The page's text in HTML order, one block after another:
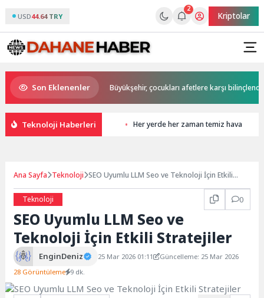
USD44.64 TRY
2
Kriptolar
Son EklenenlerBüyükşehir, çocukları afetlere karşı bilinçlendiriyor
Teknoloji Haberleri Her yerde her zaman temiz hava
Ana Sayfa Teknoloji SEO Uyumlu LLM Seo ve Teknoloji İçin Etkili
Teknoloji
0
SEO Uyumlu LLM Seo ve
Teknoloji İçin Etkili Stratejiler
EnginDeniz 25 Mar 2026 01:11
Güncelleme: 25 Mar 2026
28 Görüntüleme 9 dk.